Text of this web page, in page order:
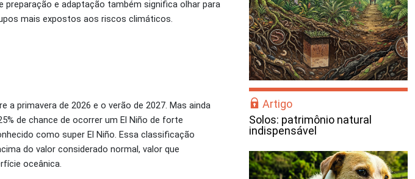
e adaptação também significa olhar para
mais expostos aos riscos climáticos.
primavera de 2026 e o verão de 2027. Mas ainda
de chance de ocorrer um El Niño de forte
como super El Niño. Essa classificação
do valor considerado normal, valor que
oceânica.
Artigo
Solos: patrimônio natural
indispensável